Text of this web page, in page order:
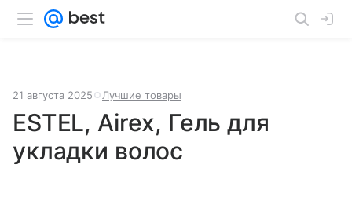
21 августа 2025 Лучшие товары
ESTEL, Airex, Гель для
укладки волос